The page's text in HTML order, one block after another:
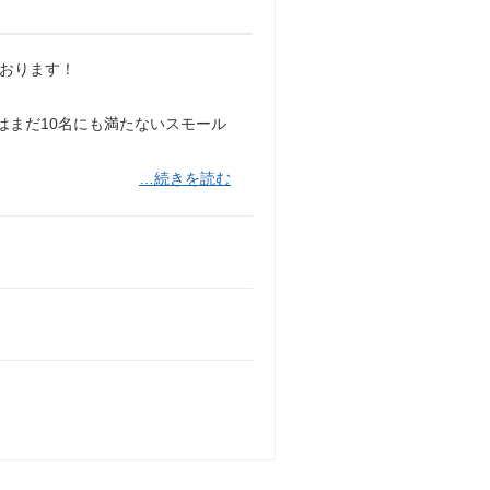
ります！
まだ10名にも満たないスモール
…続きを読む